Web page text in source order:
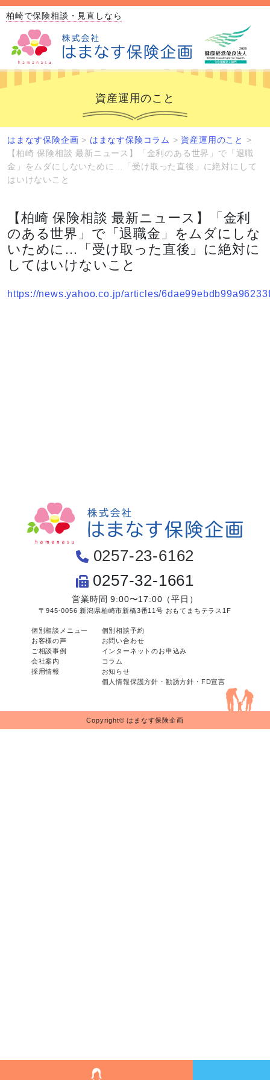
柏崎で保険相談・見直しなら
資産運用のこと
はまなす保険企画 > はまなす保険コラム > 資産運用のこと
>
【柏崎 保険相談 最新ニュース】「金利のある世界」で「退職
金」をムダにしないために…「受け取った直後」に絶対にして
はいけないこと
【柏崎 保険相談 最新ニュース】「金利
のある世界」で「退職金」をムダにしな
いために…「受け取った直後」に絶対に
してはいけないこと
https://news.yahoo.co.jp/articles/
0257-23-6162
0257-32-1661
営業時間 9:00〜17:00（平日）
〒945-0056 新潟県柏崎市新橋3番11号 おもてまちテラス1F
個別相談メニュー
お客様の声
ご相談事例
会社案内
採用情報
個別相談予約
お問い合わせ
インターネットのお申込み
コラム
お知らせ
個人情報保護方針・勧誘方針・FD宣言
Copyright© はまなす保険企画